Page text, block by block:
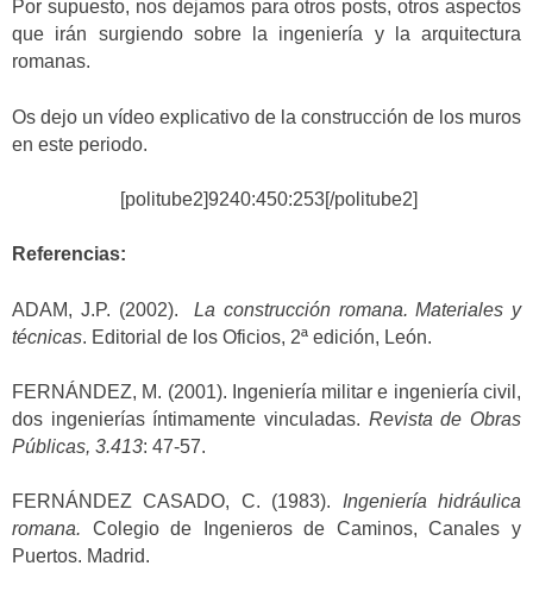
Por supuesto, nos dejamos para otros posts, otros aspectos
que irán surgiendo sobre la ingeniería y la arquitectura
romanas.
Os dejo un vídeo explicativo de la construcción de los muros
en este periodo.
[politube2]9240:450:253[/politube2]
Referencias:
ADAM, J.P. (2002). La construcción romana. Materiales y
técnicas. Editorial de los Oficios, 2ª edición, León.
FERNÁNDEZ, M. (2001). Ingeniería militar e ingeniería civil,
dos ingenierías íntimamente vinculadas. Revista de Obras
Públicas, 3.413: 47-57.
FERNÁNDEZ CASADO, C. (1983). Ingeniería hidráulica
romana. Colegio de Ingenieros de Caminos, Canales y
Puertos. Madrid.